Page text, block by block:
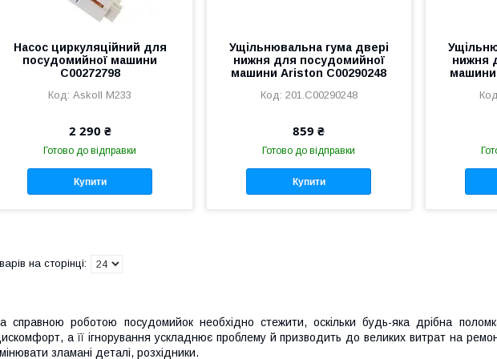
Насос циркуляційний для
посудомийної машини
C00272798
Askoll M233
2 290 ₴
Готово до відправки
Купити
Ущільнювальна гума двері
нижня для посудомийної
машини Ariston C00290248
201.C00290248
859 ₴
Готово до відправки
Купити
нижня
машини
справною роботою посудомийок необхідно стежити, оскільки будь-яка дрібна
а її ігнорування ускладнює проблему й призводить до великих витрат на
зламані деталі, розхідники.